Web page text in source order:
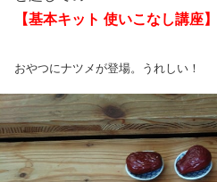
【基本キット 使いこなし講座】
おやつにナツメが登場。うれしい！